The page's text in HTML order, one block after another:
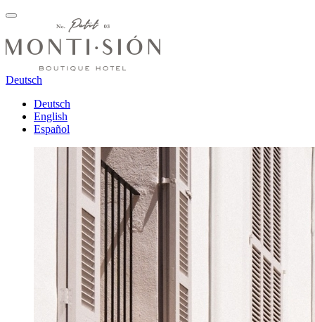
Deutsch
Deutsch
English
Español